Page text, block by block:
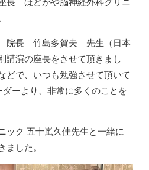
長 ほどがや脳神経外科クリニ
院長 竹島多賀夫 先生（日本
講演の座長をさせて頂きまし
どで、いつも勉強させて頂いて
ーより、非常に多くのことを
ック 五十嵐久佳先生と一緒に
した。